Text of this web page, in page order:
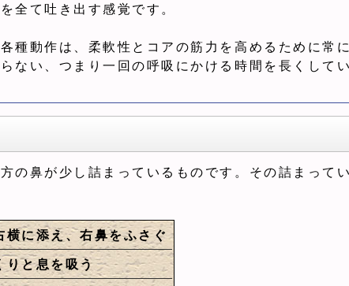
全て吐き出す感覚です。
種動作は、柔軟性とコアの筋力を高めるために常
ない、つまり一回の呼吸にかける時間を長くして
の鼻が少し詰まっているものです。その詰まって
横に添え、右鼻をふさぐ
りと息を吸う